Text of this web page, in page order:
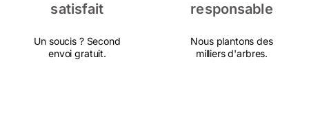
satisfait
Un soucis ? Second
envoi gratuit.
responsable
Nous plantons des
milliers d'arbres.